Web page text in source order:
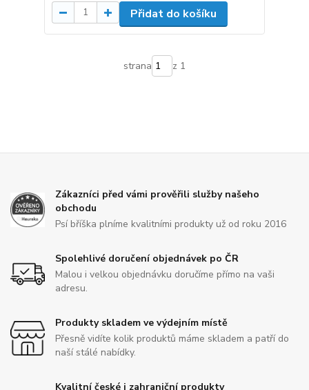
Přidat do košíku
strana z 1
Zákazníci před vámi prověřili služby našeho
obchodu
Psí bříška plníme kvalitními produkty už od roku 2016
Spolehlivé doručení objednávek po ČR
Malou i velkou objednávku doručíme přímo na vaši
adresu.
Produkty skladem ve výdejním místě
Přesně vidíte kolik produktů máme skladem a patří do
naší stálé nabídky.
Kvalitní české i zahraniční produkty